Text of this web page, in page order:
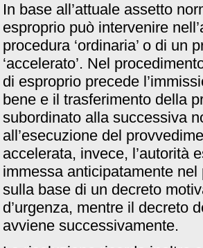
In base all’attuale assetto
esproprio può intervenire
procedura ‘ordinaria’ o di un
‘accelerato’. Nel
di esproprio precede
bene e il trasferimento della
subordinato alla successiva
all’esecuzione del
accelerata, invece, l’autorità
immessa anticipatamente
sulla base di un decreto
d’urgenza, mentre il decreto
avviene successivamente.